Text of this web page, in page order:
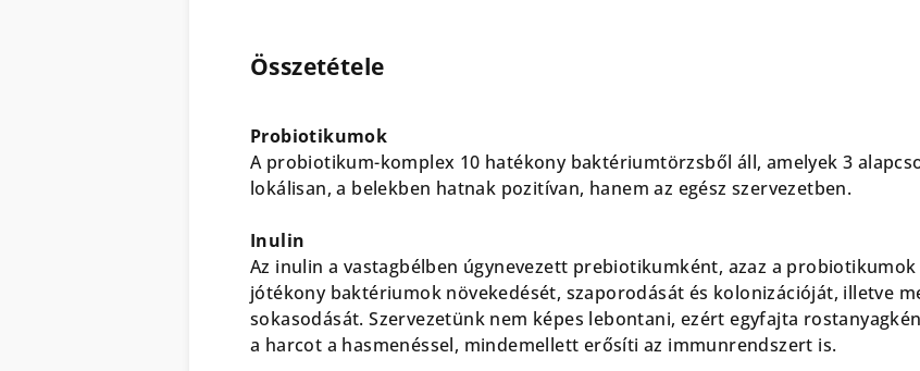
Összetétele
Probiotikumok
A probiotikum-komplex 10 hatékony baktériumtörzsből áll, amelyek 3
lokálisan, a belekben hatnak pozitívan, hanem az egész szervezetben.
Inulin
Az inulin a vastagbélben úgynevezett prebiotikumként, azaz a
jótékony baktériumok növekedését, szaporodását és kolonizációját, illetve
sokasodását. Szervezetünk nem képes lebontani, ezért egyfajta
a harcot a hasmenéssel, mindemellett erősíti az immunrendszert is.